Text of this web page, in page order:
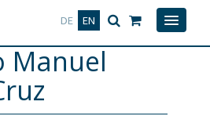
DE EN
Deutsch
Manuel